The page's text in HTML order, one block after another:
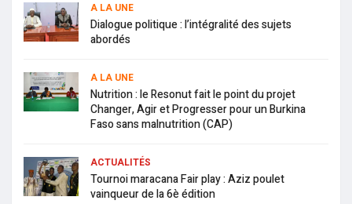
A LA UNE
Dialogue politique : l’intégralité des sujets
abordés
A LA UNE
Nutrition : le Resonut fait le point du projet
Changer, Agir et Progresser pour un Burkina
Faso sans malnutrition (CAP)
ACTUALITÉS
Tournoi maracana Fair play : Aziz poulet
vainqueur de la 6è édition